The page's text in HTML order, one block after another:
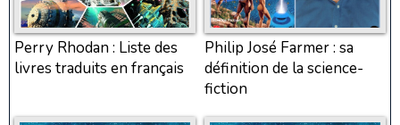
Perry Rhodan : Liste des
livres traduits en français
Philip José Farmer : sa
définition de la science-
fiction